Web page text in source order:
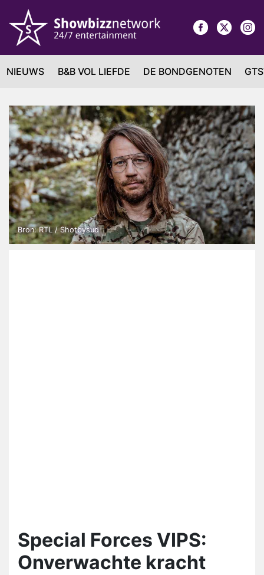
NIEUWS B&B VOL LIEFDE DE BONDGENOTEN
Bron: RTL / Shotbysud
Special Forces VIPS:
Onverwachte kracht